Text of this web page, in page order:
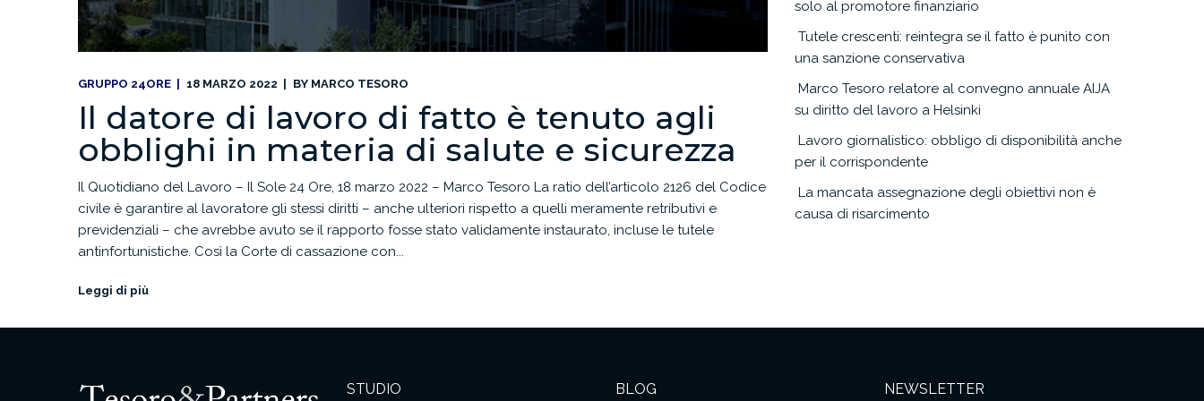
GRUPPO 24ORE 18 MARZO 2022 BY MARCO TESORO
Il datore di lavoro di fatto è tenuto agli
obblighi in materia di salute e sicurezza
Il Quotidiano del Lavoro – Il Sole 24 Ore, 18 marzo 2022 – Marco Tesoro La ratio dell’articolo 2126 del Codice
civile è garantire al lavoratore gli stessi diritti – anche ulteriori rispetto a quelli meramente retributivi e
previdenziali – che avrebbe avuto se il rapporto fosse stato validamente instaurato, incluse le tutele
antinfortunistiche. Così la Corte di cassazione con...
Leggi di più
solo al promotore finanziario
Tutele crescenti: reintegra se il fatto è punito con
una sanzione conservativa
Marco Tesoro relatore al convegno annuale AIJA
su diritto del lavoro a Helsinki
Lavoro giornalistico: obbligo di disponibilità anche
per il corrispondente
La mancata assegnazione degli obiettivi non è
causa di risarcimento
STUDIO BLOG NEWSLETTER